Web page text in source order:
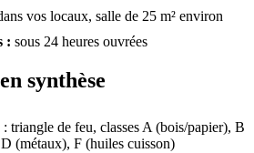
vos locaux, salle de 25 m² environ
: sous 24 heures ouvrées
synthèse
triangle de feu, classes A (bois/papier), B
(métaux), F (huiles cuisson)